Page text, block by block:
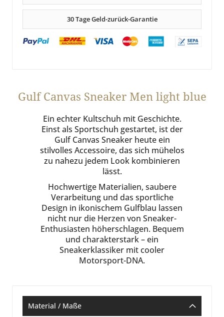
30 Tage Geld-zurück-Garantie
Gulf Canvas Sneaker Men light blue
Ein echter Kultschuh mit Geschichte.
Einst als Sportschuh gestartet, ist der
Gulf Canvas Sneaker heute ein
stilvolles Accessoire, das sich mühelos
zu nahezu jedem Look kombinieren
lässt.
Hochwertige Materialien, saubere
Verarbeitung und das sportliche
Design in ikonischem Gulfblau lassen
nicht nur die Herzen von Sneaker-
Enthusiasten höherschlagen. Bequem
und charakterstark – ein
Sneakerklassiker mit cooler
Motorsport-DNA.
Material / Maße